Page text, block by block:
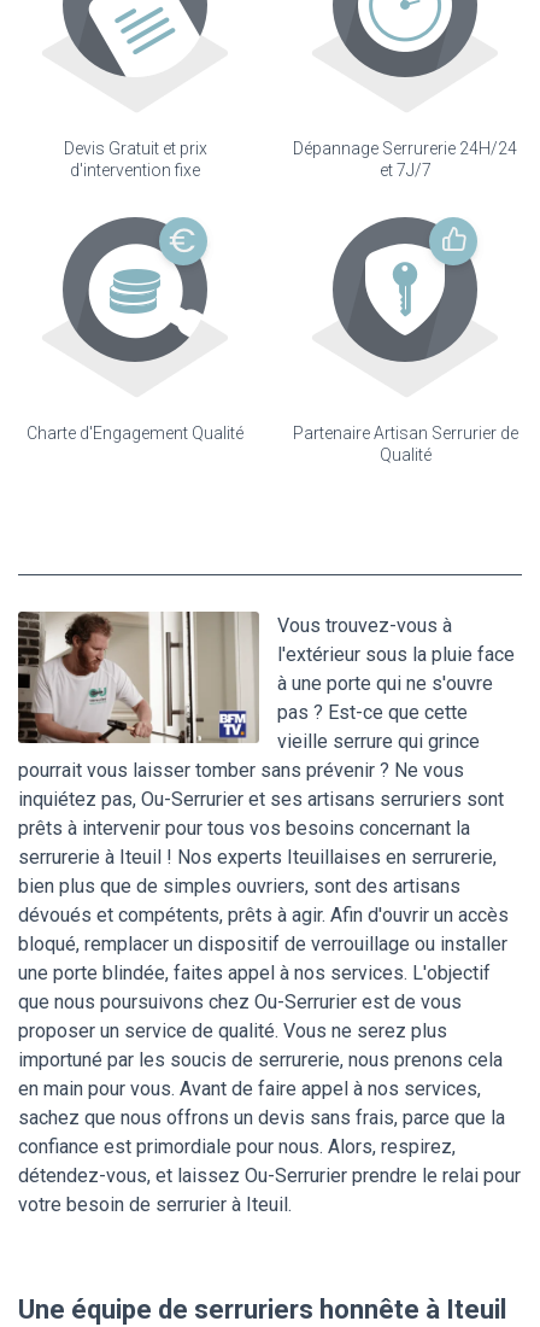
Devis Gratuit et prix
d'intervention fixe
Dépannage Serrurerie 24H/24
et 7J/7
Charte d'Engagement Qualité
Partenaire Artisan Serrurier de
Qualité
Vous trouvez-vous à
l'extérieur sous la pluie face
à une porte qui ne s'ouvre
pas ? Est-ce que cette
vieille serrure qui grince
pourrait vous laisser tomber sans prévenir ? Ne vous
inquiétez pas, Ou-Serrurier et ses artisans serruriers sont
prêts à intervenir pour tous vos besoins concernant la
serrurerie à Iteuil ! Nos experts Iteuillaises en serrurerie,
bien plus que de simples ouvriers, sont des artisans
dévoués et compétents, prêts à agir. Afin d'ouvrir un accès
bloqué, remplacer un dispositif de verrouillage ou installer
une porte blindée, faites appel à nos services. L'objectif
que nous poursuivons chez Ou-Serrurier est de vous
proposer un service de qualité. Vous ne serez plus
importuné par les soucis de serrurerie, nous prenons cela
en main pour vous. Avant de faire appel à nos services,
sachez que nous offrons un devis sans frais, parce que la
confiance est primordiale pour nous. Alors, respirez,
détendez-vous, et laissez Ou-Serrurier prendre le relai pour
votre besoin de serrurier à Iteuil.
Une équipe de serruriers honnête à Iteuil